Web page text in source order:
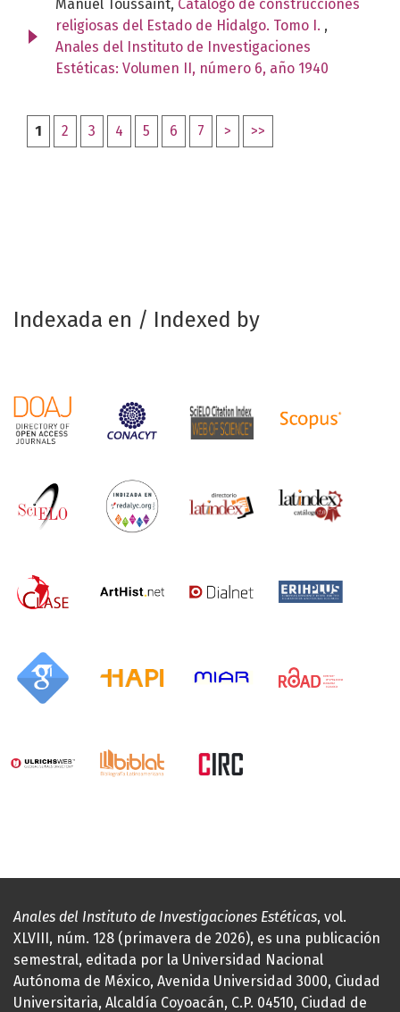
Manuel Toussaint, Catálogo de construcciones
religiosas del Estado de Hidalgo. Tomo I. ,
Anales del Instituto de Investigaciones
Estéticas: Volumen II, número 6, año 1940
1 2 3 4 5 6 7 > >>
Indexada en / Indexed by
Anales del Instituto de Investigaciones Estéticas, vol.
XLVIII, núm. 128 (primavera de 2026), es una publicación
semestral, editada por la Universidad Nacional
Autónoma de México, Avenida Universidad 3000, Ciudad
Universitaria, Alcaldía Coyoacán, C.P. 04510, Ciudad de